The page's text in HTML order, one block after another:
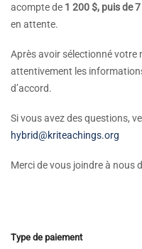
acompte de 1 200 $, puis de
en attente.
Après avoir sélectionné votre
attentivement les
d’accord.
Si vous avez des questions,
hybrid@kriteachings.org
Merci de vous joindre à nous
Type de paiement